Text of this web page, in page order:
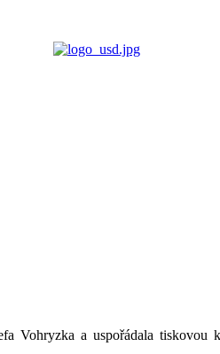
Vohryzka a uspořádala